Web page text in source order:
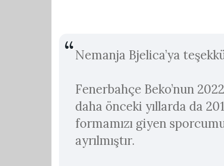
Nemanja Bjelica’ya
Fenerbahçe Beko’nun
daha önceki yıllarda da
formamızı giyen
ayrılmıştır.